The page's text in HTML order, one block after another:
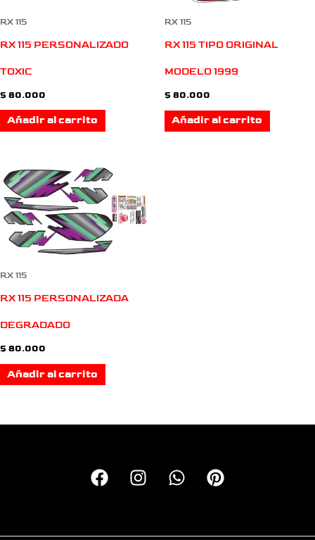
RX 115
RX 115 PERSONALIZADO
TOXIC
$ 80.000
Añadir al carrito
RX 115
RX 115 TIPO ORIGINAL
MODELO 1999
$ 80.000
Añadir al carrito
RX 115
RX 115 PERSONALIZADA
DEGRADADO
$ 80.000
Añadir al carrito